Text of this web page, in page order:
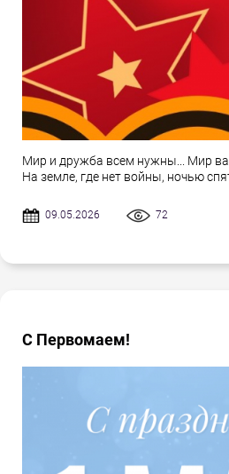
Мир и дружба всем нужны... Мир
На земле, где нет войны, ночью
09.05.2026 72
С Первомаем!